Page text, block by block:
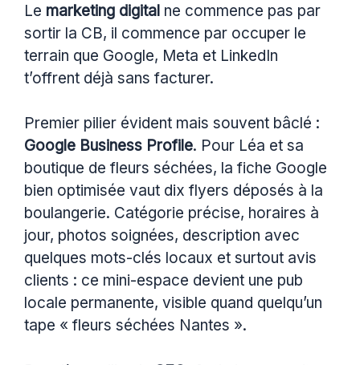
Le marketing digital ne commence pas par
sortir la CB, il commence par occuper le
terrain que Google, Meta et LinkedIn
t’offrent déjà sans facturer.
Premier pilier évident mais souvent bâclé :
Google Business Profile. Pour Léa et sa
boutique de fleurs séchées, la fiche Google
bien optimisée vaut dix flyers déposés à la
boulangerie. Catégorie précise, horaires à
jour, photos soignées, description avec
quelques mots-clés locaux et surtout avis
clients : ce mini-espace devient une pub
locale permanente, visible quand quelqu’un
tape « fleurs séchées Nantes ».